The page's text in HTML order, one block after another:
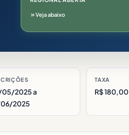
Veja abaixo
05/2025 a
2025
TAXA
R$ 180,00